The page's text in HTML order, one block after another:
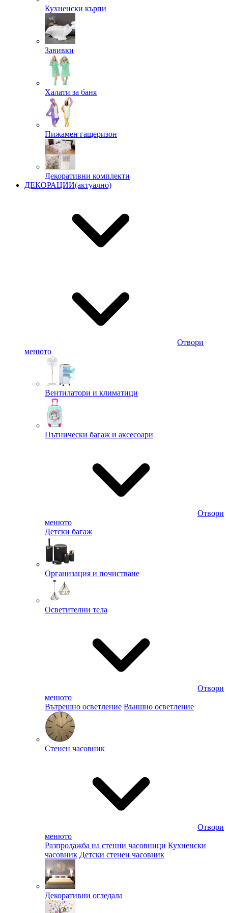
Кухненски кърпи
Завивки
Халати за баня
Пижамен гащеризон
Декоративни комплекти
ДЕКОРАЦИИ(актуално)
Отвори
менюто
Вентилатори и климатици
Пътнически багаж и аксесоари
Отвори
менюто
Детски багаж
Организация и почистване
Осветителни тела
Отвори
менюто
Вътрешно осветление Външно осветление
Стенен часовник
Отвори
менюто
Разпродажба на стенни часовници Кухненски
часовник Детски стенен часовник
Декоративни огледала